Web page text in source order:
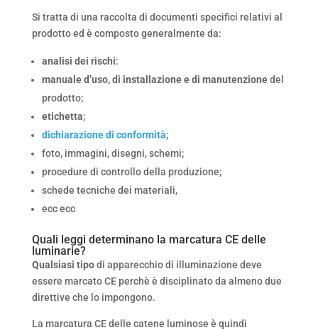
Si tratta di una raccolta di documenti specifici relativi al
prodotto ed è composto generalmente da:
analisi dei rischi:
manuale d’uso, di installazione e di manutenzionedel
prodotto;
etichetta;
dichiarazione di conformità;
foto, immagini, disegni, schemi;
procedure di controllo della produzione;
schede tecniche dei materiali,
ecc ecc
Quali leggi determinano la marcatura CE delle
luminarie?
Qualsiasi tipodi apparecchio di illuminazione deve
essere marcato CE perchè è disciplinato da almeno due
direttive che lo impongono.
La marcatura CE delle catene luminose è quindi